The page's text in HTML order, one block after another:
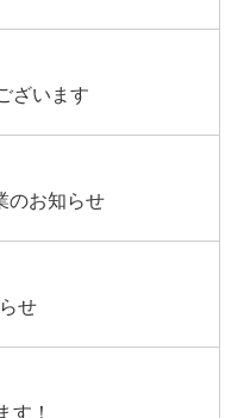
ざいます
のお知らせ
せ
す！